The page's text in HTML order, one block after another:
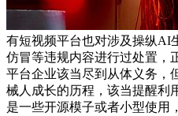
有短视频平台也对涉及操纵AI
仿冒等违规内容进行过处置，
平台企业该当尽到从体义务，
械人成长的历程，该当提醒利
是一些开源模子或者小型使用